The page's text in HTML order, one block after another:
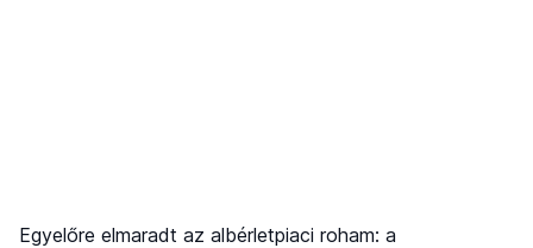
Egyelőre elmaradt az albérletpiaci roham: a